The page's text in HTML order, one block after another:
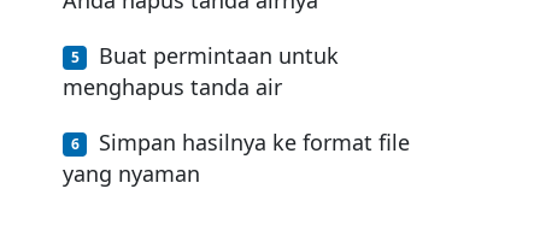
Buat permintaan untuk
menghapus tanda air
Simpan hasilnya ke format file
yang nyaman